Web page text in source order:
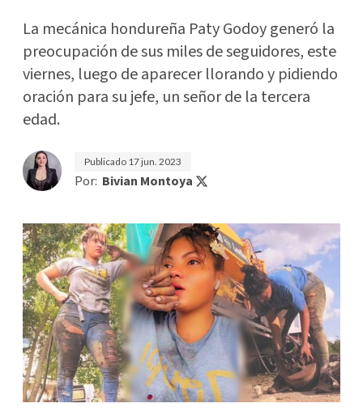
La mecánica hondureña Paty Godoy generó la
preocupación de sus miles de seguidores, este
viernes, luego de aparecer llorando y pidiendo
oración para su jefe, un señor de la tercera
edad.
Publicado 17 jun. 2023
Por: Bivian Montoya